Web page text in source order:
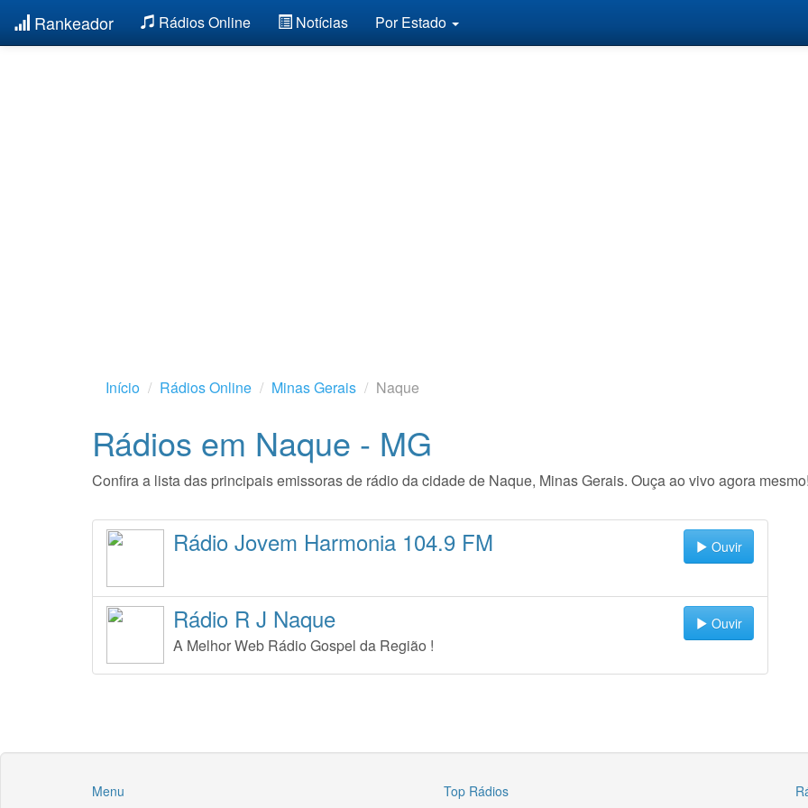
Rankeador Rádios Online Notícias Por Estado
Início Rádios Online Minas Gerais Naque
Rádios em Naque - MG
Confira a lista das principais emissoras de rádio da cidade de Naque, Minas Gerais. Ouça ao vivo agora mesmo!
Ouvir
Rádio Jovem Harmonia 104.9 FM
Ouvir
Rádio R J Naque
A Melhor Web Rádio Gospel da Região !
Menu Top Rádios